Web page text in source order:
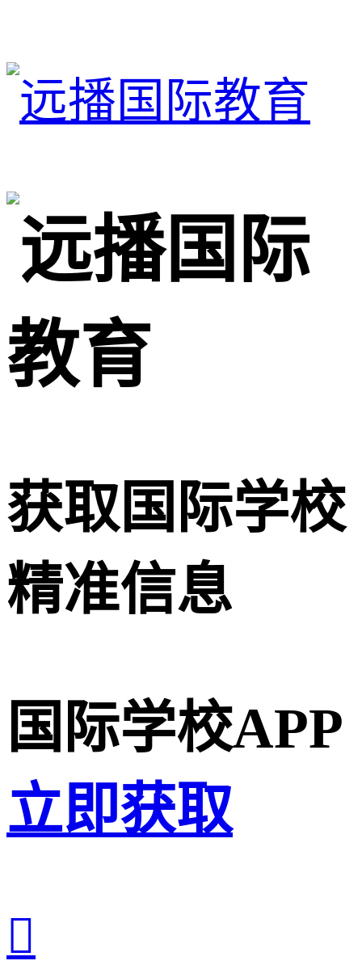
获取国际学校
精准信息
国际学校APP
立即获取
